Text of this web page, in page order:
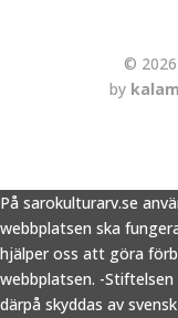
©
by
På sarokulturarv.se
webbplatsen ska
hjälper oss att göra
webbplatsen. -
därpå skyddas av